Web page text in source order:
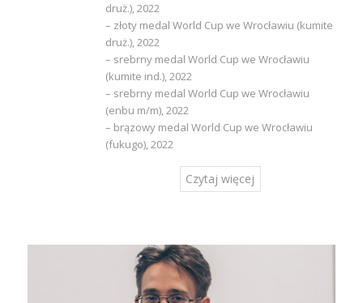
druż.), 2022
– złoty medal World Cup we Wrocławiu (kumite
druż.), 2022
– srebrny medal World Cup we Wrocławiu
(kumite ind.), 2022
– srebrny medal World Cup we Wrocławiu
(enbu m/m), 2022
– brązowy medal World Cup we Wrocławiu
(fukugo), 2022
Czytaj więcej